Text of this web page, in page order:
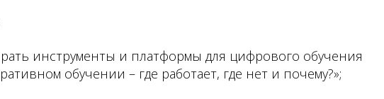
инструменты и платформы для цифрового обучения
обучении – где работает, где нет и почему?»;